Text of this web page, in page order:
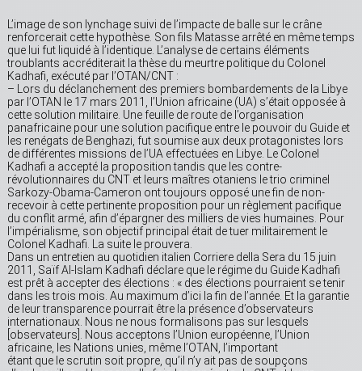
L’image de son lynchage suivi de l’impacte de balle sur le crâne
renforcerait cette hypothèse. Son fils Matasse arrêté en même temps
que lui fut liquidé à l’identique. L’analyse de certains éléments
troublants accréditerait la thèse du meurtre politique du Colonel
Kadhafi, exécuté par l’OTAN/CNT :
– Lors du déclanchement des premiers bombardements de la Libye
par l’OTAN le 17 mars 2011, l’Union africaine (UA) s’était opposée à
cette solution militaire. Une feuille de route de l’organisation
panafricaine pour une solution pacifique entre le pouvoir du Guide et
les renégats de Benghazi, fut soumise aux deux protagonistes lors
de différentes missions de l’UA effectuées en Libye. Le Colonel
Kadhafi a accepté la proposition tandis que les contre-
révolutionnaires du CNT et leurs maîtres otaniens le trio criminel
Sarkozy-Obama-Cameron ont toujours opposé une fin de non-
recevoir à cette pertinente proposition pour un règlement pacifique
du conflit armé, afin d’épargner des milliers de vies humaines. Pour
l’impérialisme, son objectif principal était de tuer militairement le
Colonel Kadhafi. La suite le prouvera.
Dans un entretien au quotidien italien Corriere della Sera du 15 juin
2011, Saïf Al-Islam Kadhafi déclare que le régime du Guide Kadhafi
est prêt à accepter des élections : « des élections pourraient se tenir
dans les trois mois. Au maximum d’ici la fin de l’année. Et la garantie
de leur transparence pourrait être la présence d’observateurs
internationaux. Nous ne nous formalisons pas sur lesquels
[observateurs]. Nous acceptons l’Union européenne, l’Union
africaine, les Nations unies, même l’OTAN, l’important
étant que le scrutin soit propre, qu’il n’y ait pas de soupçons